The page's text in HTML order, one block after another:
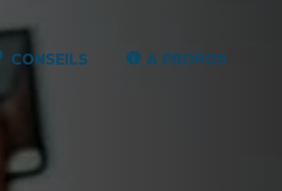
CONSEILS A PROPOS